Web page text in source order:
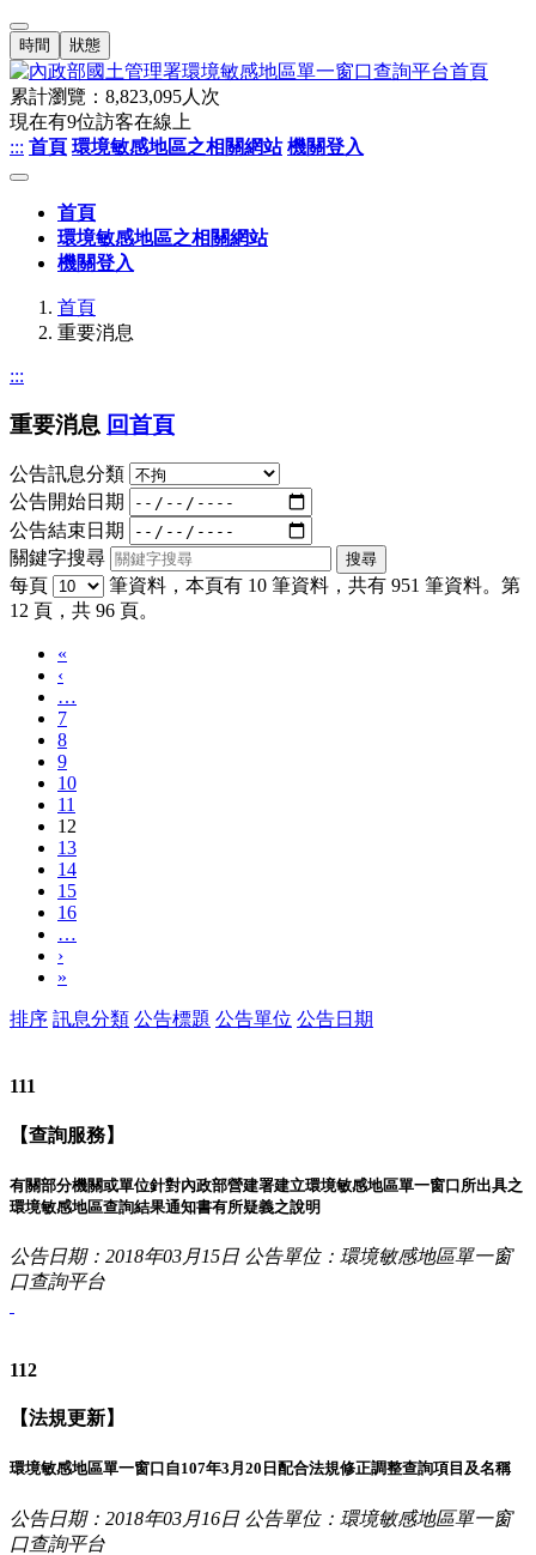
時間 狀態
累計瀏覽： 8,823,095人次
現在有9位訪客在線上
::: 首頁 環境敏感地區之相關網站 機關登入
首頁
環境敏感地區之相關網站
機關登入
首頁
重要消息
:::
重要消息 回首頁
公告訊息分類
公告開始日期
公告結束日期
關鍵字搜尋
每頁
筆資料，本頁有 10 筆資料，共有 951 筆資料。第
12 頁，共 96 頁。
«
‹
…
7
8
9
10
11
12
13
14
15
16
…
›
»
排序 訊息分類 公告標題 公告單位 公告日期
111
【查詢服務】
有關部分機關或單位針對內政部營建署建立環境敏感地區單一窗口所出具之
環境敏感地區查詢結果通知書有所疑義之說明
公告日期：2018年03月15日 公告單位：環境敏感地區單一窗
口查詢平台
112
【法規更新】
環境敏感地區單一窗口自107年3月20日配合法規修正調整查詢項目及名稱
公告日期：2018年03月16日 公告單位：環境敏感地區單一窗
口查詢平台